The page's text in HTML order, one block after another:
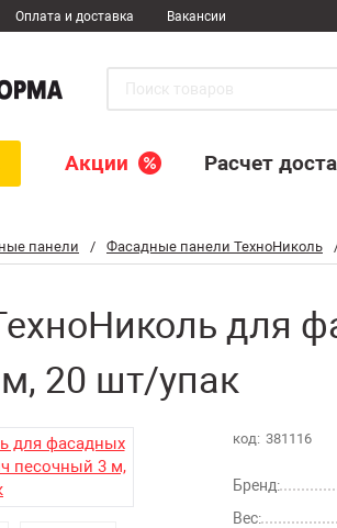
панели / Фасадные панели ТехноНиколь
для
20 шт/упак
код: 381116
Бренд:
Вес:
Оплата и доставка Вакансии
Акции Расчет